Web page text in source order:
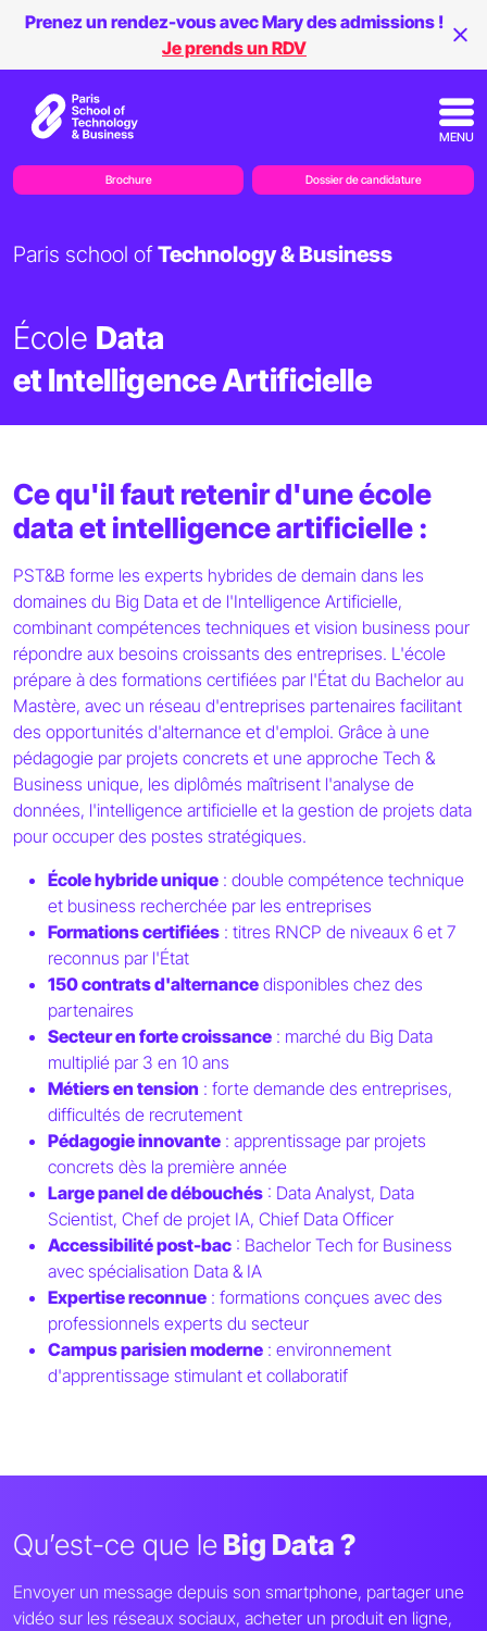
École Data
et Intelligence Artificielle
Paris school ofTechnology & Business
Ce qu'il faut retenir d'une école
data et intelligence artificielle :
PST&B forme les experts hybrides de demain dans les
domaines du Big Data et de l'Intelligence Artificielle,
combinant compétences techniques et vision business pour
répondre aux besoins croissants des entreprises. L'école
prépare à des formations certifiées par l'État du Bachelor au
Mastère, avec un réseau d'entreprises partenaires facilitant
des opportunités d'alternance et d'emploi. Grâce à une
pédagogie par projets concrets et une approche Tech &
Business unique, les diplômés maîtrisent l'analyse de
données, l'intelligence artificielle et la gestion de projets data
pour occuper des postes stratégiques.
École hybride unique : double compétence technique
et business recherchée par les entreprises
Formations certifiées : titres RNCP de niveaux 6 et 7
reconnus par l'État
150 contrats d'alternance disponibles chez des
partenaires
Secteur en forte croissance : marché du Big Data
multiplié par 3 en 10 ans
Métiers en tension : forte demande des entreprises,
difficultés de recrutement
Pédagogie innovante : apprentissage par projets
concrets dès la première année
Large panel de débouchés : Data Analyst, Data
Scientist, Chef de projet IA, Chief Data Officer
Accessibilité post-bac : Bachelor Tech for Business
avec spécialisation Data & IA
Expertise reconnue : formations conçues avec des
professionnels experts du secteur
Campus parisien moderne : environnement
d'apprentissage stimulant et collaboratif
Qu’est-ce que leBig Data ?
Envoyer un message depuis son smartphone, partager une
vidéo sur les réseaux sociaux, acheter un produit en ligne,
Prenez un rendez-vous avec Mary des admissions !
Je prends un RDV
MENU
Brochure Dossier de candidature